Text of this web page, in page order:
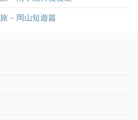
– 岡山短遊篇